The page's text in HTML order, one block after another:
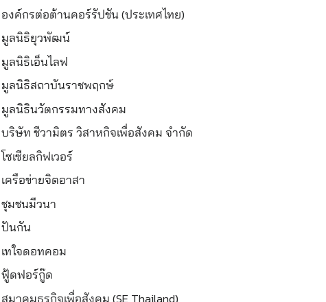
องค์กรต่อต้านคอร์รัปชัน (ประเทศไทย)
มูลนิธิยุวพัฒน์
มูลนิธิเอ็นไลฟ
มูลนิธิสถาบันราชพฤกษ์
มูลนิธินวัตกรรมทางสังคม
บริษัท ชีวามิตร วิสาหกิจเพื่อสังคม จำกัด
โซเซียลกิฟเวอร์
เครือข่ายจิตอาสา
ชุมชนมีวนา
ปันกัน
เทใจดอทคอม
ฟู้ดฟอร์กู๊ด